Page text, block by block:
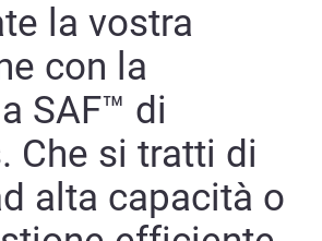
la vostra
con la
SAF™ di
Che si tratti di
alta capacità o